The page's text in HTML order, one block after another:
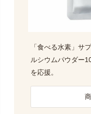
「食べる水素」サ
ルシウムパウダー
を応援。